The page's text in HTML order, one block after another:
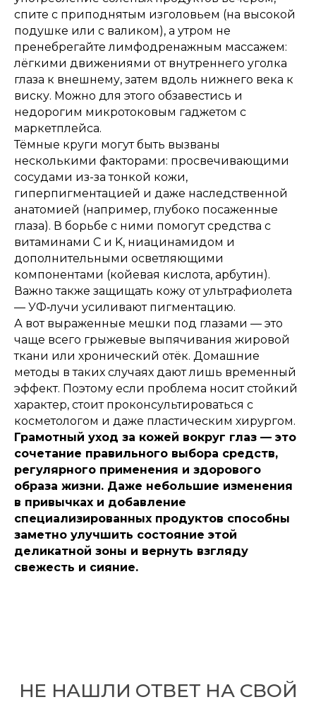
спите с приподнятым изголовьем (на высокой
подушке или с валиком), а утром не
пренебрегайте лимфодренажным массажем:
лёгкими движениями от внутреннего уголка
глаза к внешнему, затем вдоль нижнего века к
виску. Можно для этого обзавестись и
недорогим микротоковым гаджетом с
маркетплейса.
Тёмные круги могут быть вызваны
несколькими факторами: просвечивающими
сосудами из-за тонкой кожи,
гиперпигментацией и даже наследственной
анатомией (например, глубоко посаженные
глаза). В борьбе с ними помогут средства с
витаминами С и K, ниацинамидом и
дополнительными осветляющими
компонентами (койевая кислота, арбутин).
Важно также защищать кожу от ультрафиолета
— УФ‑лучи усиливают пигментацию.
А вот выраженные мешки под глазами — это
чаще всего грыжевые выпячивания жировой
ткани или хронический отёк. Домашние
методы в таких случаях дают лишь временный
эффект. Поэтому если проблема носит стойкий
характер, стоит проконсультироваться с
косметологом и даже пластическим хирургом.
Грамотный уход за кожей вокруг глаз — это
сочетание правильного выбора средств,
регулярного применения и здорового
образа жизни. Даже небольшие изменения
в привычках и добавление
специализированных продуктов способны
заметно улучшить состояние этой
деликатной зоны и вернуть взгляду
свежесть и сияние.
+7 (901) 461-98-67
info@ditalir.ru
Wildberries
Летуаль
Золотое яблоко Детский мир
Аптеки Плюс
ИП Диденков А.Н.
ИНН 504809619349
г. Москва, ул. Днепропетровская
д.2, БЦ: Глобал Сити,офис 220
Сайт создан ME ·Studio
© 2025. Ditalir
Политика конфиденциальности
Публичная оферта
Согласие на обработку ПД
МЫ НА МАРКЕТПЛЕЙСАХ
РЕКВИЗИТЫ
ДОКУМЕНТЫ
ИНФОРМАЦИЯ
Принимаем к оплате
КОНТАКТЫ